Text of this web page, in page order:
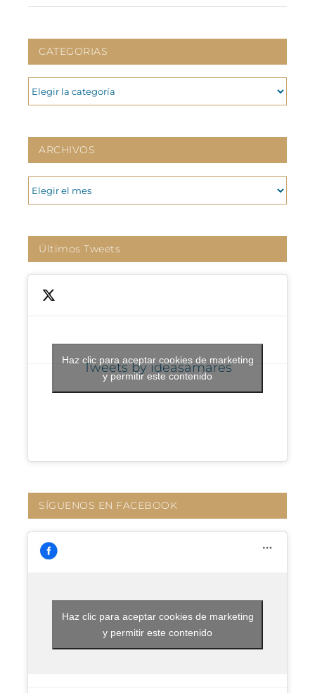
CATEGORIAS
CATEGORIAS
ARCHIVOS
ARCHIVOS
Últimos Tweets
Tweets by ideasamares
Haz clic para aceptar cookies de marketing
y permitir este contenido
SÍGUENOS EN FACEBOOK
Haz clic para aceptar cookies de marketing
y permitir este contenido